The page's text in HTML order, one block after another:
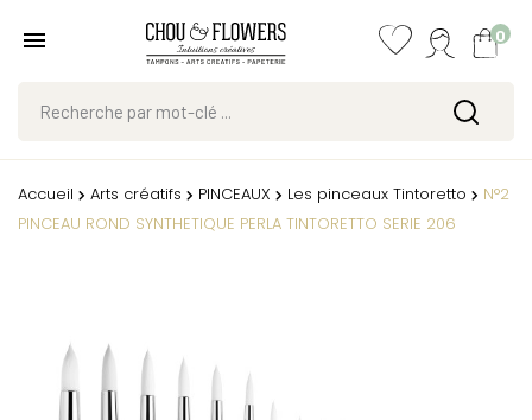
0
Accueil Arts créatifs PINCEAUX Les pinceaux Tintoretto
N°2
PINCEAU ROND SYNTHETIQUE PERLA TINTORETTO SERIE 206